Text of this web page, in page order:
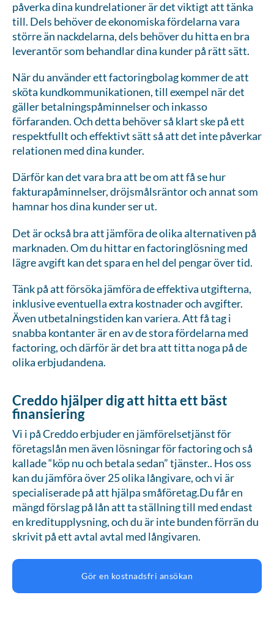
påverka dina kundrelationer är det viktigt att tänka
till. Dels behöver de ekonomiska fördelarna vara
större än nackdelarna, dels behöver du hitta en bra
leverantör som behandlar dina kunder på rätt sätt.
När du använder ett factoringbolag kommer de att
sköta kundkommunikationen, till exempel när det
gäller betalningspåminnelser och inkasso
förfaranden. Och detta behöver så klart ske på ett
respektfullt och effektivt sätt så att det inte påverkar
relationen med dina kunder.
Därför kan det vara bra att be om att få se hur
fakturapåminnelser, dröjsmålsräntor och annat som
hamnar hos dina kunder ser ut.
Det är också bra att jämföra de olika alternativen på
marknaden. Om du hittar en factoringlösning med
lägre avgift kan det spara en hel del pengar över tid.
Tänk på att försöka jämföra de effektiva utgifterna,
inklusive eventuella extra kostnader och avgifter.
Även utbetalningstiden kan variera. Att få tag i
snabba kontanter är en av de stora fördelarna med
factoring, och därför är det bra att titta noga på de
olika erbjudandena.
Creddo hjälper dig att hitta ett bäst
finansiering
Vi i på Creddo erbjuder en jämförelsetjänst för
företagslån men även lösningar för factoring och så
kallade “köp nu och betala sedan” tjänster.. Hos oss
kan du jämföra över 25 olika långivare, och vi är
specialiserade på att hjälpa småföretag.Du får en
mängd förslag på lån att ta ställning till med endast
en kreditupplysning, och du är inte bunden förrän du
skrivit på ett avtal avtal med långivaren.
Gör en kostnadsfri ansökan